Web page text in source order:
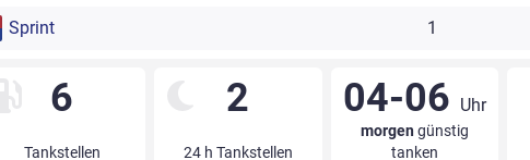
Sprint 1
6
Tankstellen
2
24 h Tankstellen
04-06 Uhr
morgengünstig
tanken